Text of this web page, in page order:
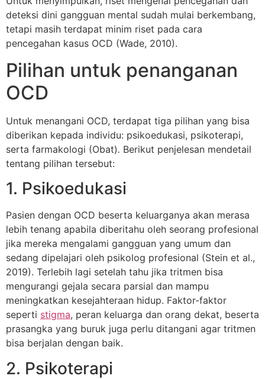
deteksi dini gangguan mental sudah mulai berkembang,
tetapi masih terdapat minim riset pada cara
pencegahan kasus OCD (Wade, 2010).
Pilihan untuk penanganan
OCD
Untuk menangani OCD, terdapat tiga pilihan yang bisa
diberikan kepada individu: psikoedukasi, psikoterapi,
serta farmakologi (Obat). Berikut penjelesan mendetail
tentang pilihan tersebut:
1. Psikoedukasi
Pasien dengan OCD beserta keluarganya akan merasa
lebih tenang apabila diberitahu oleh seorang profesional
jika mereka mengalami gangguan yang umum dan
sedang dipelajari oleh psikolog profesional (Stein et al.,
2019). Terlebih lagi setelah tahu jika tritmen bisa
mengurangi gejala secara parsial dan mampu
meningkatkan kesejahteraan hidup. Faktor-faktor
seperti stigma, peran keluarga dan orang dekat, beserta
prasangka yang buruk juga perlu ditangani agar tritmen
bisa berjalan dengan baik.
2. Psikoterapi